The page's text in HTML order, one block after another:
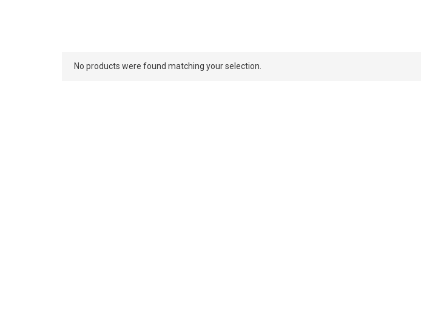
No products were found matching your selection.